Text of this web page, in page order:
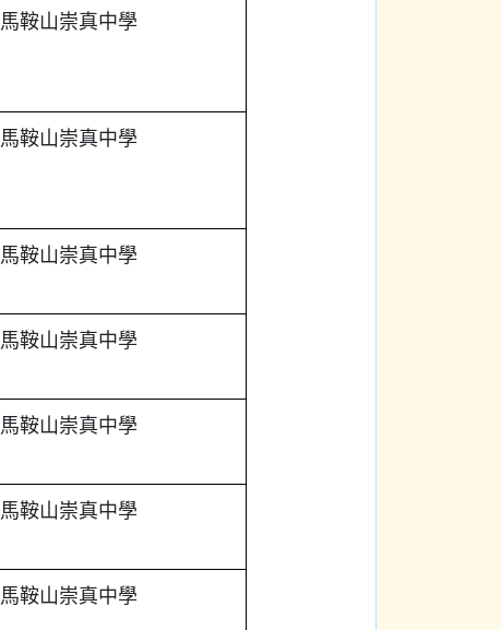
馬鞍山崇真中學
馬鞍山崇真中學
馬鞍山崇真中學
馬鞍山崇真中學
馬鞍山崇真中學
馬鞍山崇真中學
馬鞍山崇真中學